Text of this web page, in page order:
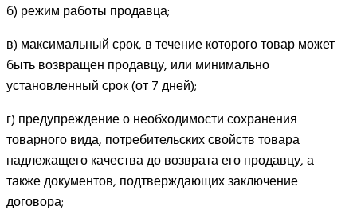
б) режим работы продавца;
в) максимальный срок, в течение которого товар может
быть возвращен продавцу, или минимально
установленный срок (от 7 дней);
г) предупреждение о необходимости сохранения
товарного вида, потребительских свойств товара
надлежащего качества до возврата его продавцу, а
также документов, подтверждающих заключение
договора;